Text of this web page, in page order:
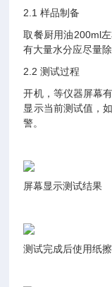
2.1 样品制备
取餐厨用油200ml
有大量水分应尽量
2.2 测试过程
开机，等仪器屏幕
显示当前测试值，
警。
屏幕显示测试结果
测试完成后使用纸